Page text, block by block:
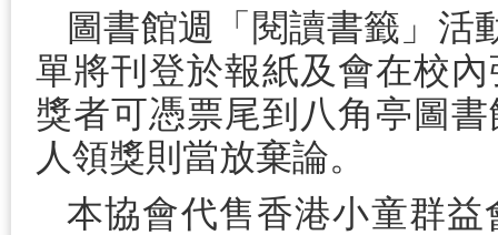
圖書館週「閱讀書籤」活
單將刊登於報紙及會在校
獎者可憑票尾到八角亭圖
人領獎則當放棄論。
本協會代售香港小童群